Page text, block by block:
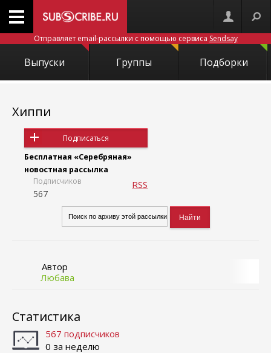
Отправляет email-рассылки с помощью сервиса Sendsay
Выпуски Группы Подборки
Хиппи
Подписаться
Бесплатная «Серебряная»
новостная рассылка
Подписчиков
567
RSS
Автор
Любава
Статистика
567 подписчиков
0 за неделю